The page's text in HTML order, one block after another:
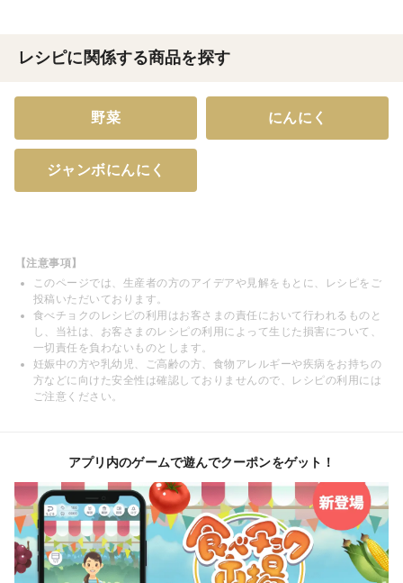
レシピに関係する商品を探す
野菜 にんにく
ジャンボにんにく
【注意事項】
このページでは、生産者の方のアイデアや見解をもとに、レシピをご
投稿いただいております。
食べチョクのレシピの利用はお客さまの責任において行われるものと
し、当社は、お客さまのレシピの利用によって生じた損害について、
一切責任を負わないものとします。
妊娠中の方や乳幼児、ご高齢の方、食物アレルギーや疾病をお持ちの
方などに向けた安全性は確認しておりませんので、レシピの利用には
ご注意ください。
アプリ内のゲームで遊んでクーポンをゲット！